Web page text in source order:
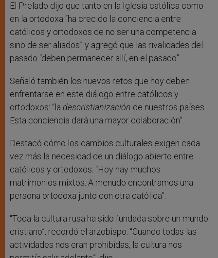
El Prelado dijo que tanto en la Iglesia católica como
en la ortodoxa “ha crecido la conciencia entre
católicos y ortodoxos de no ser una competencia
sino de ser aliados” y agregó que las rivalidades del
pasado “deben permanecer allí, en el pasado”.
Señaló también los nuevos retos que hoy deben
enfrentarse en este diálogo entre católicos y
ortodoxos: “la descristianización de nuestros países.
Esta conciencia dará una mayor colaboración”.
Destacó cómo los cambios culturales exigen cada
vez más la necesidad de un diálogo abierto entre
católicos y ortodoxos: “Hoy hay muchos
matrimonios mixtos. A menudo encontramos una
persona ortodoxa junto con otra católica”.
“Toda la cultura rusa ha sido fundada sobre un mundo
cristiano”, recordó el arzobispo. “Cuando todas las
actividades nos eran prohibidas, la cultura nos